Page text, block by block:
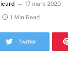
17 mars 2020
1 Min Read
Twitter